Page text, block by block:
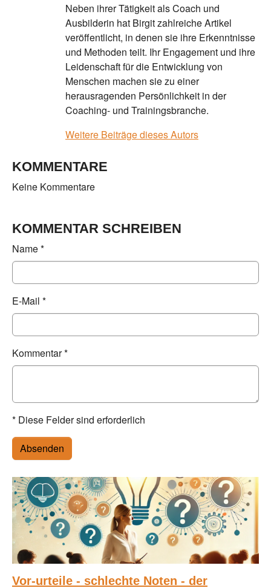
Neben ihrer Tätigkeit als Coach und
Ausbilderin hat Birgit zahlreiche Artikel
veröffentlicht, in denen sie ihre Erkenntnisse
und Methoden teilt. Ihr Engagement und ihre
Leidenschaft für die Entwicklung von
Menschen machen sie zu einer
herausragenden Persönlichkeit in der
Coaching- und Trainingsbranche.
Weitere Beiträge dieses Autors
KOMMENTARE
Keine Kommentare
KOMMENTAR SCHREIBEN
Name*
E-Mail *
Kommentar*
* Diese Felder sind erforderlich
Absenden
Vor-urteile - schlechte Noten - der